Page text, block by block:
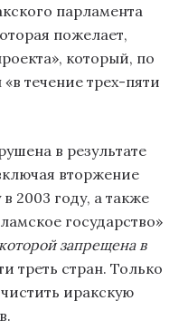
парламента
пожелает,
который, по
течение трех-пяти
в результате
вторжение
2003 году, а также
государство»
запрещена в
треть стран. Только
иракскую